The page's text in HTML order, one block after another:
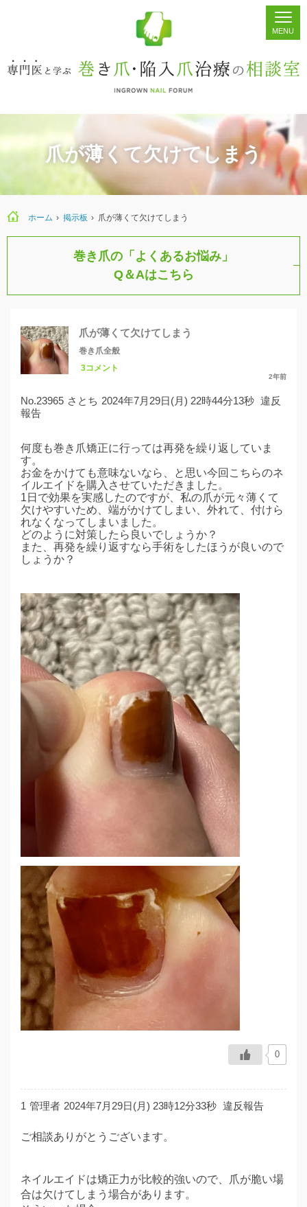
シェア 掲示板 検索
爪が薄くて欠けてしまう
ホーム › › 爪が薄くて欠けてしまう
巻き爪の「よくあるお悩み」
Q＆Aはこちら
爪が薄くて欠けてしまう
巻き爪全般
3コメント
2年前
No.23965 さとち 2024年7月29日(月) 22時44分13秒 違反
報告
何度も巻き爪矯正に行っては再発を繰り返していま
す。
お金をかけても意味ないなら、と思い今回こちらのネ
イルエイドを購入させていただきました。
1日で効果を実感したのですが、私の爪が元々薄くて
欠けやすいため、端がかけてしまい、外れて、付けら
れなくなってしまいました。
どのように対策したら良いでしょうか？
また、再発を繰り返すなら手術をしたほうが良いので
しょうか？
0
1 管理者 2024年7月29日(月) 23時12分33秒 違反報告
ご相談ありがとうございます。
ネイルエイドは矯正力が比較的強いので、爪が脆い場
合は欠けてしまう場合があります。